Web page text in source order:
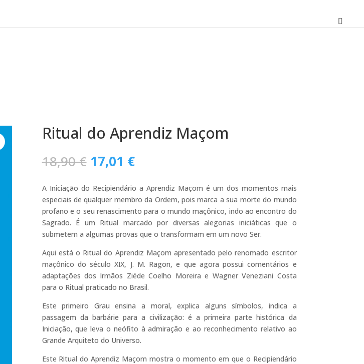
Ritual do Aprendiz Maçom
18,90€ O
preço
original
era:
18,90 €.
17,01 €O
preço
atual
é:
17,01 €.
A Iniciação do Recipiendário a Aprendiz Maçom é um dos momentos mais
especiais de qualquer membro da Ordem, pois marca a sua morte do mundo
profano e o seu renascimento para o mundo maçônico, indo ao encontro do
Sagrado. É um Ritual marcado por diversas alegorias iniciáticas que o
submetem a algumas provas que o transformam em um novo Ser.
Aqui está o Ritual do Aprendiz Maçom apresentado pelo renomado escritor
maçônico do século XIX, J. M. Ragon, e que agora possui comentários e
adaptações dos Irmãos Ziéde Coelho Moreira e Wagner Veneziani Costa
para o Ritual praticado no Brasil.
Este primeiro Grau ensina a moral, explica alguns símbolos, indica a
passagem da barbárie para a civilização: é a primeira parte histórica da
Iniciação, que leva o neófito à admiração e ao reconhecimento relativo ao
Grande Arquiteto do Universo.
Este Ritual do Aprendiz Maçom mostra o momento em que o Recipiendário